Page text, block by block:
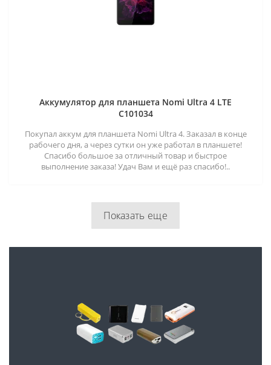
Аккумулятор для планшета Nomi Ultra 4 LTE
C101034
Покупал аккум для планшета Nomi Ultra 4. Заказал в конце
рабочего дня, а через сутки он уже работал в планшете!
Спасибо большое за отличный товар и быстрое
выполнение заказа! Удач Вам и ещё раз спасибо!..
Показать еще